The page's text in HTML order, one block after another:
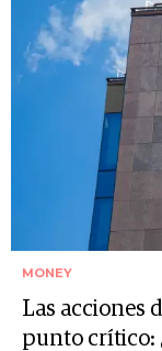
MONEY
Las acciones
punto crítico: